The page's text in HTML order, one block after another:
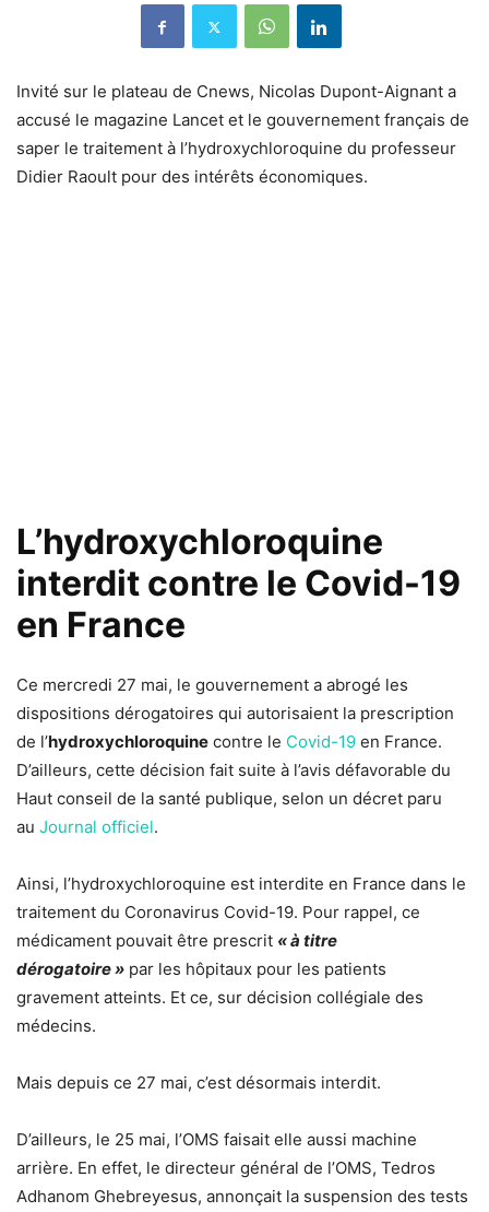
Invité sur le plateau de Cnews, Nicolas Dupont-Aignant a
accusé le magazine Lancet et le gouvernement français de
saper le traitement à l’hydroxychloroquine du professeur
Didier Raoult pour des intérêts économiques.
L’hydroxychloroquine
interdit contre le Covid-19
en France
Ce mercredi 27 mai, le gouvernement a abrogé les
dispositions dérogatoires qui autorisaient la prescription
de l’hydroxychloroquine contre le Covid-19 en France.
D’ailleurs, cette décision fait suite à l’avis défavorable du
Haut conseil de la santé publique, selon un décret paru
au Journal officiel.
Ainsi, l’hydroxychloroquine est interdite en France dans le
traitement du Coronavirus Covid-19. Pour rappel, ce
médicament pouvait être prescrit « à titre
dérogatoire » par les hôpitaux pour les patients
gravement atteints. Et ce, sur décision collégiale des
médecins.
Mais depuis ce 27 mai, c’est désormais interdit.
D’ailleurs, le 25 mai, l’OMS faisait elle aussi machine
arrière. En effet, le directeur général de l’OMS, Tedros
Adhanom Ghebreyesus, annonçait la suspension des tests